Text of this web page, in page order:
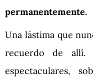
permanentemente.
Una lástima que
recuerdo de allí.
espectaculares,